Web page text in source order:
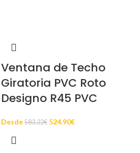
Ventana de Techo
Giratoria PVC Roto
Designo R45 PVC
Desde 583.22€ 524.90€